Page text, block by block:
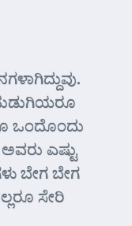
ಒಂದೊಂದು
ಎಷ್ಟು
ಬೇಗ ಬೇಗ
ಸೇರಿ